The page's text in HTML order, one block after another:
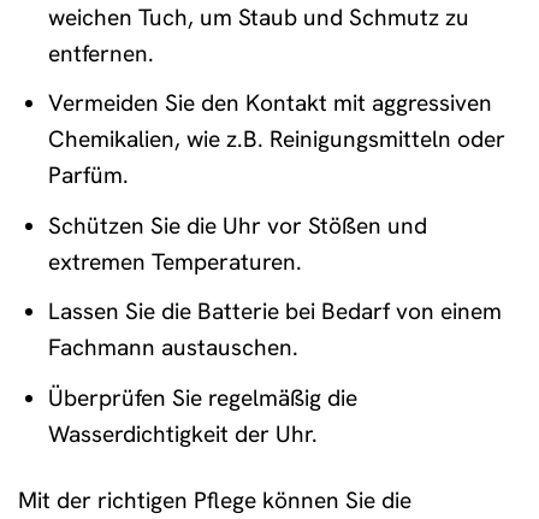
weichen Tuch, um Staub und Schmutz zu
entfernen.
Vermeiden Sie den Kontakt mit aggressiven
Chemikalien, wie z.B. Reinigungsmitteln oder
Parfüm.
Schützen Sie die Uhr vor Stößen und
extremen Temperaturen.
Lassen Sie die Batterie bei Bedarf von einem
Fachmann austauschen.
Überprüfen Sie regelmäßig die
Wasserdichtigkeit der Uhr.
Mit der richtigen Pflege können Sie die